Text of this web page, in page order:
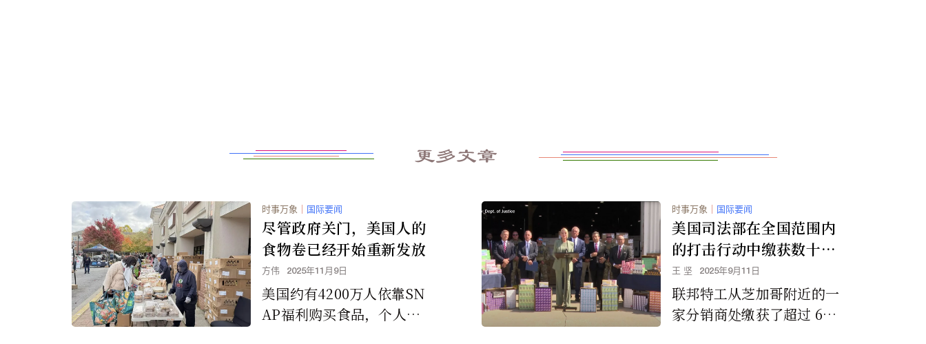
更多文章
时事万象 ｜ 国际要闻
尽管政府关门，美国人的
食物卷已经开始重新发放
方伟 2025年11月9日
美国约有4200万人依靠SN
AP福利购买食品，个人每
时事万象 ｜ 国际要闻
美国司法部在全国范围内
的打击行动中缴获数十万
支从中国走私的非法电子
烟
王 坚 2025年9月11日
联邦特工从芝加哥附近的一
家分销商处缴获了超过 60